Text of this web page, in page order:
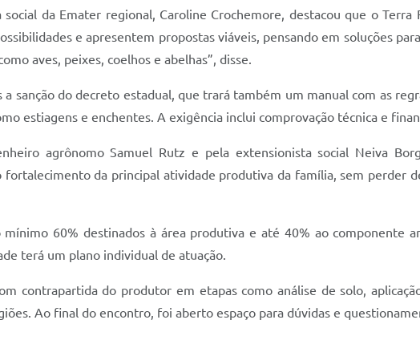
da Emater regional, Caroline Crochemore, destacou que o
e apresentem propostas viáveis, pensando em soluções
aves, peixes, coelhos e abelhas”, disse.
a sanção do decreto estadual, que trará também um manual com as
estiagens e enchentes. A exigência inclui comprovação técnica e
agrônomo Samuel Rutz e pela extensionista social Neiva
da principal atividade produtiva da família, sem perder
60% destinados à área produtiva e até 40% ao componente
terá um plano individual de atuação.
contrapartida do produtor em etapas como análise de solo,
Ao final do encontro, foi aberto espaço para dúvidas e